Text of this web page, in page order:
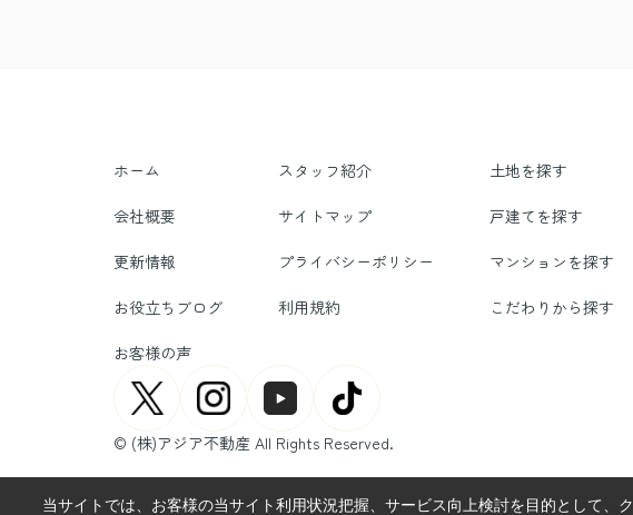
ホーム スタッフ紹介 土地を探す
会社概要 サイトマップ 戸建てを探す
更新情報 プライバシーポリシー マンションを探す
お役立ちブログ 利用規約 こだわりから探す
お客様の声
© (株)アジア不動産 All Rights Reserved.
当サイトでは、お客様の当サイト利用状況把握、サービス向上検討を目的として、